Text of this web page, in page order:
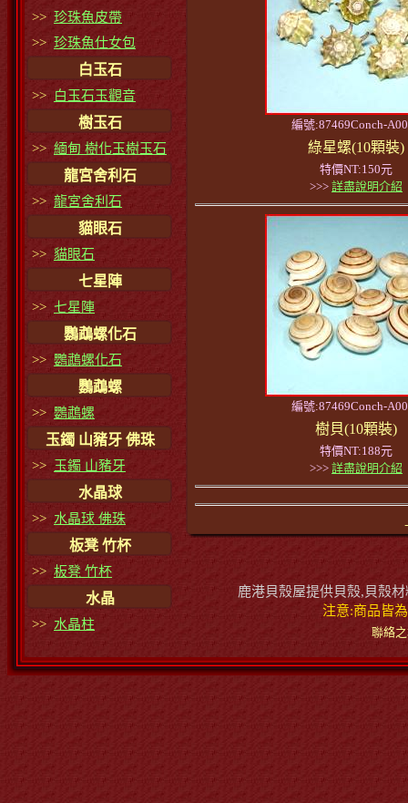
>> 珍珠魚皮帶
>> 珍珠魚仕女包
白玉石
>> 白玉石玉觀音
樹玉石
>> 緬甸 樹化玉樹玉石
龍宮舍利石
>> 龍宮舍利石
貓眼石
>> 貓眼石
七星陣
>> 七星陣
鸚鵡螺化石
>> 鸚鵡螺化石
鸚鵡螺
>> 鸚鵡螺
玉鐲 山豬牙 佛珠
>> 玉鐲 山豬牙
水晶球
>> 水晶球 佛珠
板凳 竹杯
>> 板凳 竹杯
水晶
>> 水晶柱
編號:87469Conch-
綠星螺(10顆裝)
特價NT:150元
>>> 詳盡說明介紹
編號:87469Conch-
樹貝(10顆裝)
特價NT:188元
>>> 詳盡說明介紹
鹿港貝殼屋提供貝殼,貝殼
注意:商品皆
聯絡